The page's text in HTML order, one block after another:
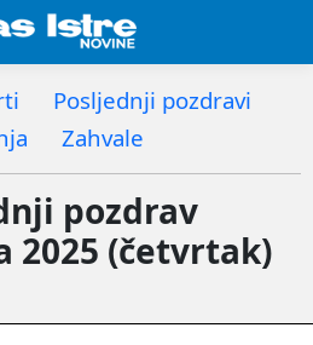
Posljednji pozdravi
Zahvale
pozdrav
2025 (četvrtak)